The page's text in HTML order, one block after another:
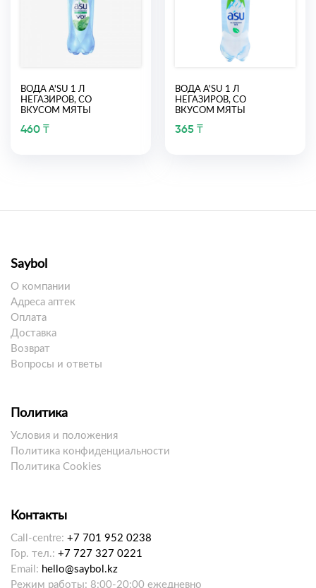
ВОДА A'SU 1 Л
НЕГАЗИРОВ, СО
ВКУСОМ МЯТЫ
460 ₸
ВОДА A'SU 1 Л
НЕГАЗИРОВ, СО
ВКУСОМ МЯТЫ
365 ₸
Saybol
О компании
Адреса аптек
Оплата
Доставка
Возврат
Вопросы и ответы
Политика
Условия и положения
Политика конфиденциальности
Политика Cookies
Контакты
Call-centre: +7 701 952 0238
Гор. тел.: +7 727 327 0221
Email: hello@saybol.kz
Режим работы: 8:00-20:00 ежедневно